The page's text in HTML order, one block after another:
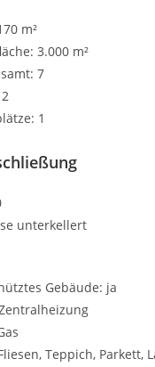
m²
3.000 m²
7
2
1
unterkellert
Gebäude: ja
Teppich, Parkett,